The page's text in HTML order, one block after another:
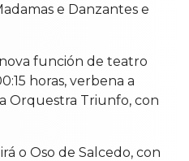
e Danzantes e
función de teatro
horas, verbena a
Orquestra Triunfo, con
o Oso de Salcedo, con